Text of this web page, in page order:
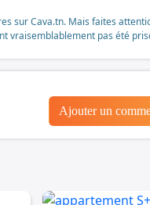
sur Cava.tn. Mais faites
vraisemblablement pas été
Ajouter un